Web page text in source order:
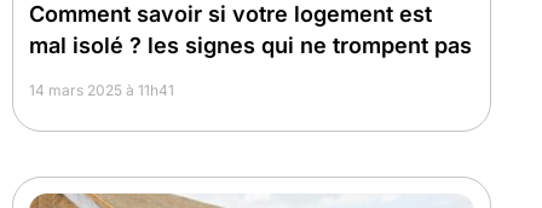
Comment savoir si votre logement est
mal isolé ? les signes qui ne trompent pas
14 mars 2025 à 11h41